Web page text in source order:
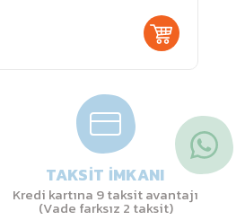
TAKSİT İMKANI
Kredi kartına 9 taksit avantajı
(Vade farksız 2 taksit)